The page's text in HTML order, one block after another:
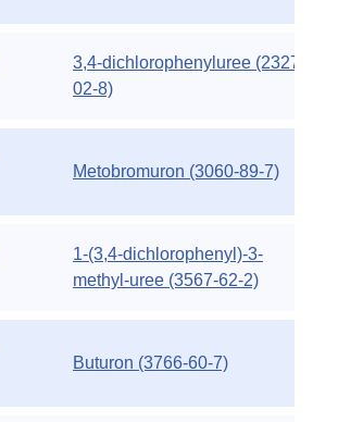
3,4-dichlorophenyluree (2327-
02-8)
Metobromuron (3060-89-7)
1-(3,4-dichlorophenyl)-3-
methyl-uree (3567-62-2)
Buturon (3766-60-7)